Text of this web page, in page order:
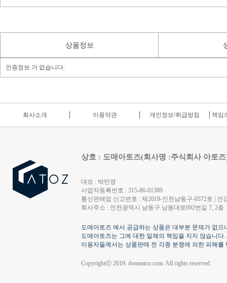
상품정보
인증정보 가 없습니다.
회사소개 이용약관 개인정보/취급방침 책임
상호 : 도매아토즈(회사명 :주식회사 아토
대표 : 박민영
사업자등록번호 : 315-86-01389
통신판매업 신고번호 : 제2019-인천남동구-0572호 | 건
회사주소 : 인천광역시 남동구 남동대로692번길 7, 2층
도매아토즈 에서 공급하는 상품은 대부분 문제가 없
도매아토즈는 그에 대한 일체의 책임을 지지 않습니다.
이용자들께서는 상품판매 전 각종 분쟁에 의한 피해
Copyrightⓒ 2019. domeatoz.com. All rights reserved.